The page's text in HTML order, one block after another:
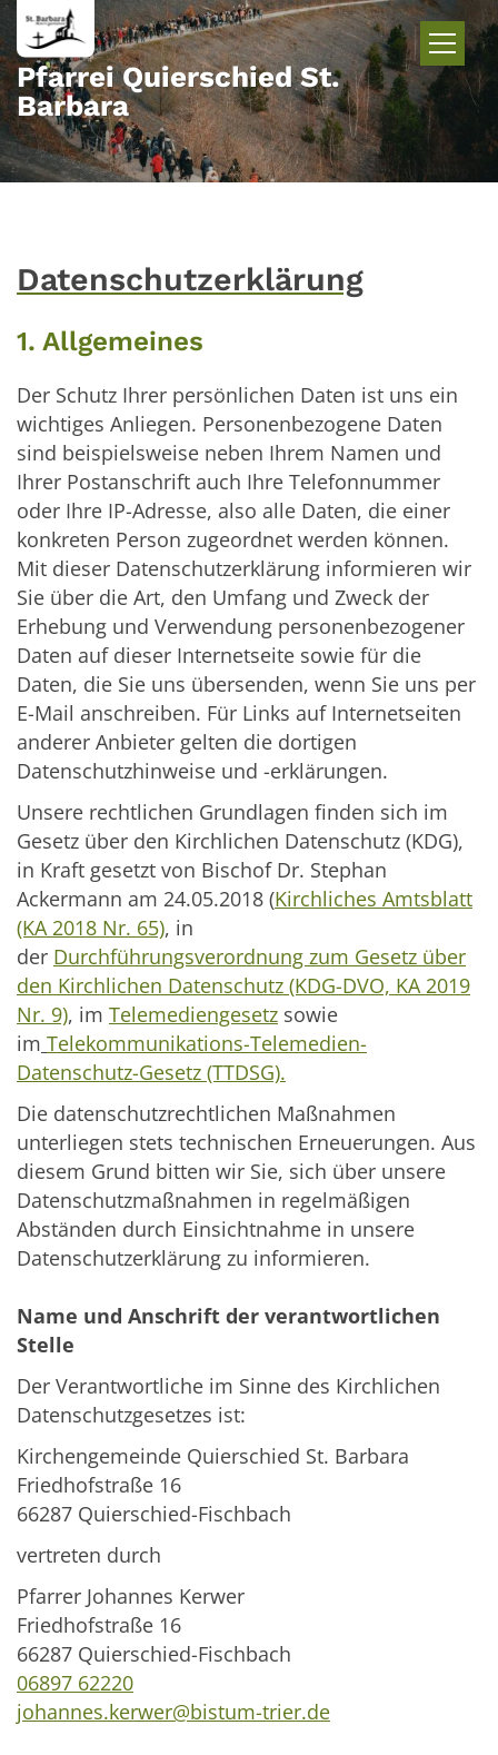
Zum Inhalt springen
Pfarrei Quierschied St.
Barbara
Datenschutzerklärung
1. Allgemeines
Der Schutz Ihrer persönlichen Daten ist uns ein
wichtiges Anliegen. Personenbezogene Daten
sind beispielsweise neben Ihrem Namen und
Ihrer Postanschrift auch Ihre Telefonnummer
oder Ihre IP-Adresse, also alle Daten, die einer
konkreten Person zugeordnet werden können.
Mit dieser Datenschutzerklärung informieren wir
Sie über die Art, den Umfang und Zweck der
Erhebung und Verwendung personenbezogener
Daten auf dieser Internetseite sowie für die
Daten, die Sie uns übersenden, wenn Sie uns per
E-Mail anschreiben. Für Links auf Internetseiten
anderer Anbieter gelten die dortigen
Datenschutzhinweise und -erklärungen.
Unsere rechtlichen Grundlagen finden sich im
Gesetz über den Kirchlichen Datenschutz (KDG),
in Kraft gesetzt von Bischof Dr. Stephan
Ackermann am 24.05.2018 (Kirchliches Amtsblatt
(KA 2018 Nr. 65), in
der Durchführungsverordnung zum Gesetz über
den Kirchlichen Datenschutz (KDG-DVO, KA 2019
Nr. 9), im Telemediengesetz sowie
im Telekommunikations-Telemedien-
Datenschutz-Gesetz (TTDSG).
Die datenschutzrechtlichen Maßnahmen
unterliegen stets technischen Erneuerungen. Aus
diesem Grund bitten wir Sie, sich über unsere
Datenschutzmaßnahmen in regelmäßigen
Abständen durch Einsichtnahme in unsere
Datenschutzerklärung zu informieren.
Name und Anschrift der verantwortlichen
Stelle
Der Verantwortliche im Sinne des Kirchlichen
Datenschutzgesetzes ist:
Kirchengemeinde Quierschied St. Barbara
Friedhofstraße 16
66287 Quierschied-Fischbach
vertreten durch
Pfarrer Johannes Kerwer
Friedhofstraße 16
66287 Quierschied-Fischbach
06897 62220
johannes.kerwer@bistum-trier.de